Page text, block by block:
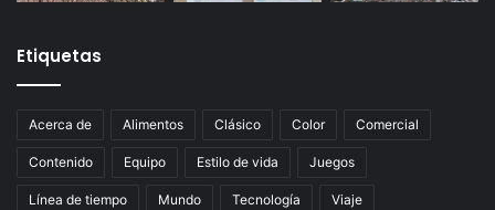
Etiquetas
Acerca de Alimentos Clásico Color Comercial
Contenido Equipo Estilo de vida Juegos
Línea de tiempo Mundo Tecnología Viaje